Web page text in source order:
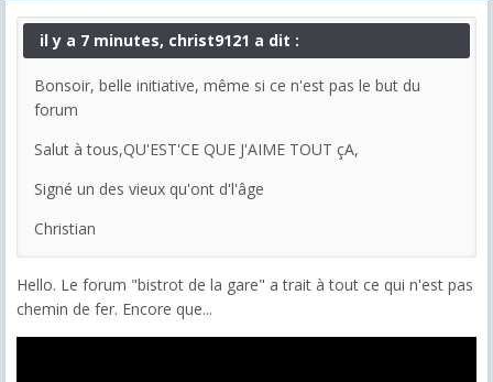
il y a 7 minutes, christ9121 a dit :
Bonsoir, belle initiative, même si ce n'est pas le but du
forum
Salut à tous,QU'EST'CE QUE J'AIME TOUT çA,
Signé un des vieux qu'ont d'l'âge
Christian
Hello. Le forum "bistrot de la gare" a trait à tout ce qui n'est pas
chemin de fer. Encore que...